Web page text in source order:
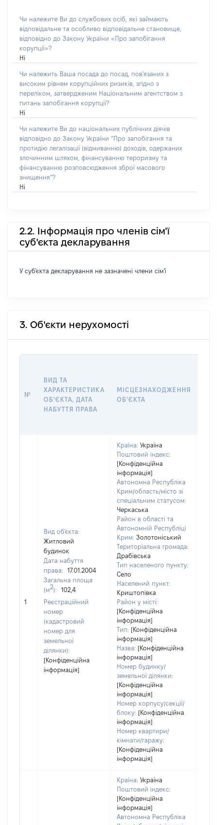
Чи належите Ви до службових осіб, які займають
відповідальне та особливо відповідальне становище,
відповідно до Закону України «Про запобігання
корупції»?
Ні
Чи належить Ваша посада до посад, пов'язаних з
високим рівнем корупційних ризиків, згідно з
переліком, затвердженим Національним агентством з
питань запобігання корупції?
Ні
Чи належите Ви до національних публічних діячів
відповідно до Закону України “Про запобігання та
протидію легалізації (відмиванню) доходів, одержаних
злочинним шляхом, фінансуванню тероризму та
фінансуванню розповсюдження зброї масового
знищення”?
Ні
2.2. Інформація про членів сім'ї
суб'єкта декларування
У суб'єкта декларування не зазначені члени сім'ї
3. Об'єкти нерухомості
№
ВИД ТА
ХАРАКТЕРИСТИКА
ОБʼЄКТА, ДАТА
НАБУТТЯ ПРАВА
МІСЦЕЗНАХОДЖЕННЯ
ОБʼЄКТА
1
Вид об'єкта:
Житловий
будинок
Дата набуття
права:
17.01.2004
Загальна площа
(м2):
102,4
Реєстраційний
номер
(кадастровий
номер для
земельної
ділянки):
[Конфіденційна
інформація]
Країна: Україна
Поштовий індекс:
[Конфіденційна
інформація]
Автономна Республіка
Крим/область/місто зі
спеціальним статусом:
Черкаська
Район в області та
Автономній Республіці
Крим: Золотоніський
Територіальна громада:
Драбівська
Тип населеного пункту:
Село
Населений пункт:
Криштопівка
Район у місті:
[Конфіденційна
інформація]
Тип: [Конфіденційна
інформація]
Назва: [Конфіденційна
інформація]
Номер будинку/
земельної ділянки:
[Конфіденційна
інформація]
Номер корпусу/секції/
блоку: [Конфіденційна
інформація]
Номер квартири/
кімнати/гаражу:
[Конфіденційна
інформація]
Країна: Україна
Поштовий індекс:
[Конфіденційна
інформація]
Автономна Республіка